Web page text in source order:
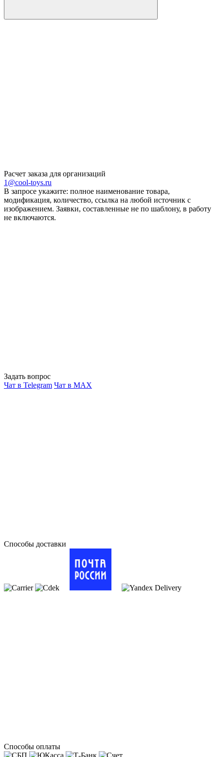
Расчет заказа для организаций
1@cool-toys.ru
В запросе укажите: полное наименование товара,
модификация, количество, ссылка на любой источник с
изображением. Заявки, составленные не по шаблону, в работу
не включаются.
Задать вопрос
Чат в Telegram Чат в MAX
Способы доставки
Способы оплаты